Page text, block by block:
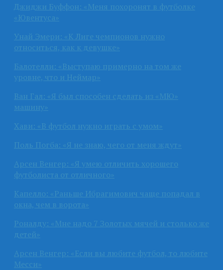
Джиджи Буффон: «Меня похоронят в футболке
«Ювентуса»
Унай Эмери: «К Лиге чемпионов нужно
относиться, как к девушке»
Балотелли: «Выступаю примерно на том же
уровне, что и Неймар»
Ван Гал: «Я был способен сделать из «МЮ»
машину»
Хави: «В футбол нужно играть с умом»
Поль Погба: «Я не знаю, чего от меня ждут»
Арсен Венгер: «Я умею отличить хорошего
футболиста от отличного»
Капелло: «Раньше Ибрагимович чаще попадал в
окна, чем в ворота»
Роналду: «Мне надо 7 Золотых мячей и столько же
детей»
Арсен Венгер: «Если вы любите футбол, то любите
Месси»